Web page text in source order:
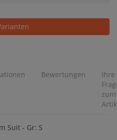
Bewertungen
Ihre
zum
Suit - Gr: S